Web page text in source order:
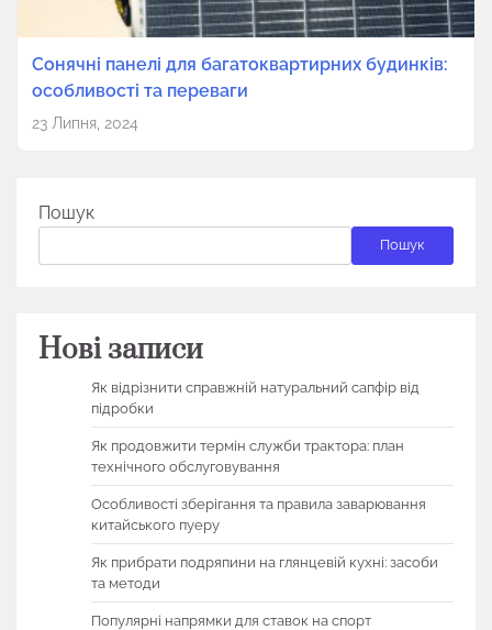
Сонячні панелі для багатоквартирних будинків:
особливості та переваги
23 Липня, 2024
Пошук
Пошук
Нові записи
Як відрізнити справжній натуральний сапфір від
підробки
Як продовжити термін служби трактора: план
технічного обслуговування
Особливості зберігання та правила заварювання
китайського пуеру
Як прибрати подряпини на глянцевій кухні: засоби
та методи
Популярні напрямки для ставок на спорт